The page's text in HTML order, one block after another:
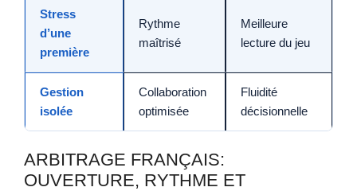
Stress
d’une
première
Rythme
maîtrisé
Meilleure
lecture du jeu
Gestion
isolée
Collaboration
optimisée
Fluidité
décisionnelle
ARBITRAGE FRANÇAIS:
OUVERTURE, RYTHME ET